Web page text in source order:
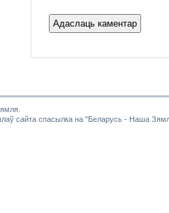
сайта спасылка на "Беларусь - Наша